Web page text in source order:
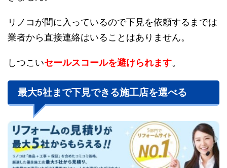
リノコが間に入っているので下見を依頼するまでは
業者から直接連絡はいることはありません。
しつこいセールスコールを避けられます。
最大5社まで下見できる施工店を選べる